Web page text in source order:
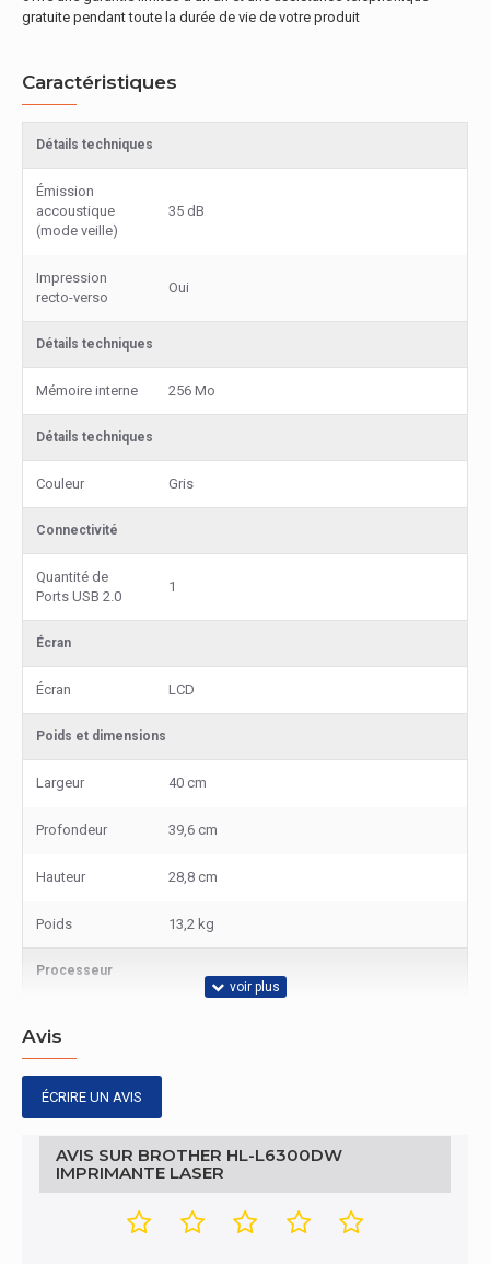
gratuite pendant toute la durée de vie de votre produit
Caractéristiques
Détails techniques
Émission
accoustique
(mode veille)
35 dB
Impression
recto-verso
Oui
Détails techniques
Mémoire interne 256 Mo
Détails techniques
Couleur Gris
Connectivité
Quantité de
Ports USB 2.0
1
Écran
Écran LCD
Poids et dimensions
Largeur 40 cm
Profondeur 39,6 cm
Hauteur 28,8 cm
Poids 13,2 kg
Processeur
processeur
standards
Ethernet, NFC, USB 2.0, LAN sans fil
Écran
Avis
ÉCRIRE UN AVIS
AVIS SUR BROTHER HL-L6300DW
IMPRIMANTE LASER